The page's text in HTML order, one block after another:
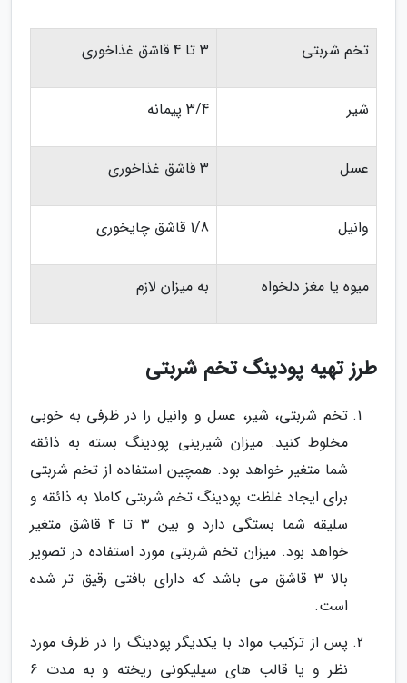
تخم شربتی 3 تا 4 قاشق غذاخوری
شیر 3/4 پیمانه
عسل 3 قاشق غذاخوری
وانیل 1/8 قاشق چایخوری
میوه یا مغز دلخواه به میزان لازم
طرز تهیه پودینگ تخم شربتی
تخم شربتی، شیر، عسل و وانیل را در ظرفی به خوبی
مخلوط کنید. میزان شیرینی پودینگ بسته به ذائقه
شما متغیر خواهد بود. همچین استفاده از تخم شربتی
برای ایجاد غلظت پودینگ تخم شربتی کاملا به ذائقه و
سلیقه شما بستگی دارد و بین 3 تا 4 قاشق متغیر
خواهد بود. میزان تخم شربتی مورد استفاده در تصویر
بالا 3 قاشق می باشد که دارای بافتی رقیق تر شده
است.
پس از ترکیب مواد با یکدیگر پودینگ را در ظرف مورد
نظر و یا قالب های سیلیکونی ریخته و به مدت 6